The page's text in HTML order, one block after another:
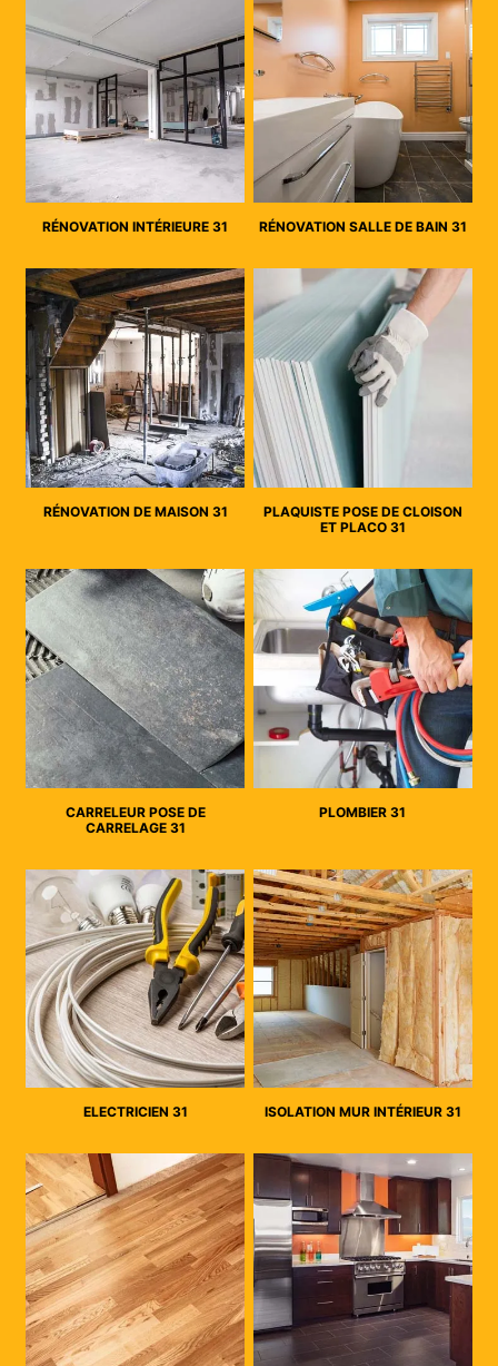
RÉNOVATION INTÉRIEURE 31 RÉNOVATION SALLE DE BAIN 31
RÉNOVATION DE MAISON 31
PLAQUISTE POSE DE CLOISON
ET PLACO 31
CARRELEUR POSE DE
CARRELAGE 31
PLOMBIER 31
ELECTRICIEN 31 ISOLATION MUR INTÉRIEUR 31